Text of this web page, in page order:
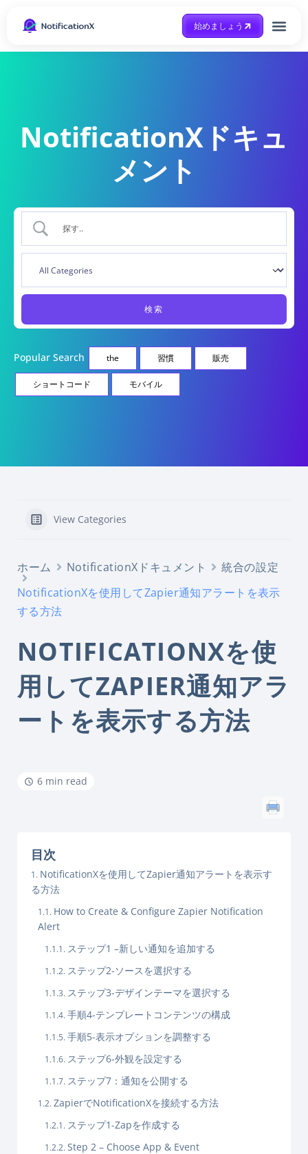
始めましょう
NotificationXドキュ
メント
Popular Search the 習慣 販売
ショートコード モバイル
View Categories
ホーム NotificationXドキュメント
統合の設定
NotificationXを使用してZapier通知アラートを表示
する方法
NOTIFICATIONXを使
用してZAPIER通知アラ
ートを表示する方法
6 min read
目次
NotificationXを使用してZapier通知アラートを表示す
る方法
How to Create & Configure Zapier Notification
Alert
ステップ1 –新しい通知を追加する
ステップ2-ソースを選択する
ステップ3-デザインテーマを選択する
手順4-テンプレートコンテンツの構成
手順5-表示オプションを調整する
ステップ6-外観を設定する
ステップ7：通知を公開する
ZapierでNotificationXを接続する方法
ステップ1-Zapを作成する
Step 2 – Choose App & Event